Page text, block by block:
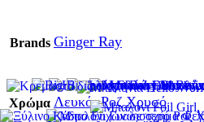
Brands Ginger Ray
Χρώμα Λευκό,Ροζ Χρυσό